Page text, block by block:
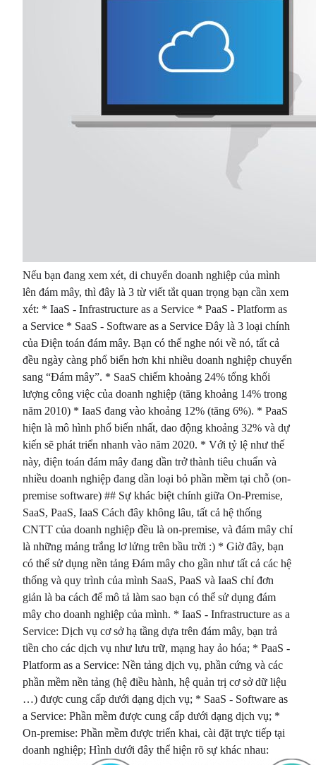
Nếu bạn đang xem xét, di chuyển doanh nghiệp của mình
lên đám mây, thì đây là 3 từ viết tắt quan trọng bạn cần xem
xét: * IaaS - Infrastructure as a Service * PaaS - Platform as
a Service * SaaS - Software as a Service Đây là 3 loại chính
của Điện toán đám mây. Bạn có thể nghe nói về nó, tất cả
đều ngày càng phổ biến hơn khi nhiều doanh nghiệp chuyển
sang “Đám mây”. * SaaS chiếm khoảng 24% tổng khối
lượng công việc của doanh nghiệp (tăng khoảng 14% trong
năm 2010) * IaaS đang vào khoảng 12% (tăng 6%). * PaaS
hiện là mô hình phổ biến nhất, dao động khoảng 32% và dự
kiến sẽ phát triển nhanh vào năm 2020. * Với tỷ lệ như thế
này, điện toán đám mây đang dần trở thành tiêu chuẩn và
nhiều doanh nghiệp đang dần loại bỏ phần mềm tại chỗ (on-
premise software) ## Sự khác biệt chính giữa On-Premise,
SaaS, PaaS, IaaS Cách đây không lâu, tất cả hệ thống
CNTT của doanh nghiệp đều là on-premise, và đám mây chỉ
là những mảng trắng lơ lửng trên bầu trời :) * Giờ đây, bạn
có thể sử dụng nền tảng Đám mây cho gần như tất cả các hệ
thống và quy trình của mình SaaS, PaaS và IaaS chỉ đơn
giản là ba cách để mô tả làm sao bạn có thể sử dụng đám
mây cho doanh nghiệp của mình. * IaaS - Infrastructure as a
Service: Dịch vụ cơ sở hạ tầng dựa trên đám mây, bạn trả
tiền cho các dịch vụ như lưu trữ, mạng hay ảo hóa; * PaaS -
Platform as a Service: Nền tảng dịch vụ, phần cứng và các
phần mềm nền tảng (hệ điều hành, hệ quản trị cơ sở dữ liệu
…) được cung cấp dưới dạng dịch vụ; * SaaS - Software as
a Service: Phần mềm được cung cấp dưới dạng dịch vụ; *
On-premise: Phần mềm được triển khai, cài đặt trực tiếp tại
doanh nghiệp; Hình dưới đây thể hiện rõ sự khác nhau: